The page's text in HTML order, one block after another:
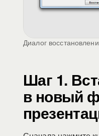
Диалог
Шаг 1.
в новый